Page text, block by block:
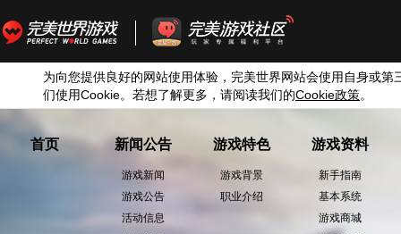
为向您提供良好的网站使用体验，完美世界网站会使用自身或第
们使用Cookie。若想了解更多，请阅读我们的Cookie政策。
首页 新闻公告
游戏新闻
游戏公告
活动信息
游戏特色
游戏背景
职业介绍
游戏资料
新手指南
基本系统
游戏商城